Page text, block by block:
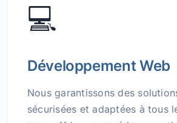
💻
Développement Web
Nous garantissons des
sécurisées et adaptées à tous